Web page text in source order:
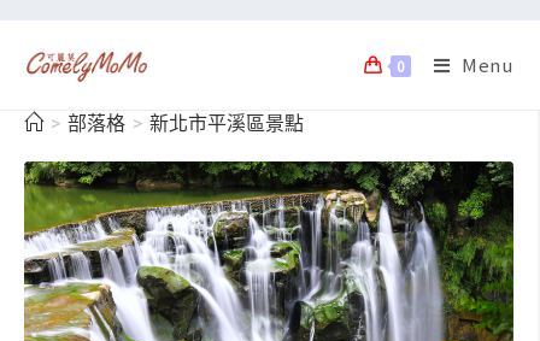
0 Menu
> 部落格 > 新北市平溪區景點